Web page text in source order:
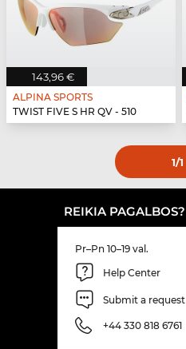
143,96 €
ALPINA SPORTS
TWIST FIVE S HR QV - 510
1/1
REIKIA PAGALBOS?
Pr–Pn 10–19 val.
Help Center
Submit a request
+44 330 818 6761